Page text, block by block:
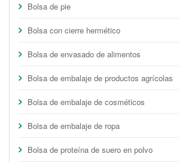
Bolsa de pie
Bolsa con cierre hermético
Bolsa de envasado de alimentos
Bolsa de embalaje de productos agrícolas
Bolsa de embalaje de cosméticos
Bolsa de embalaje de ropa
Bolsa de proteína de suero en polvo